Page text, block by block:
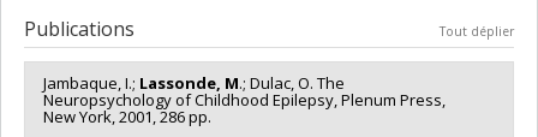
Publications Tout déplier
Jambaque, I.; Lassonde, M.; Dulac, O. The
Neuropsychology of Childhood Epilepsy, Plenum Press,
New York, 2001, 286 pp.